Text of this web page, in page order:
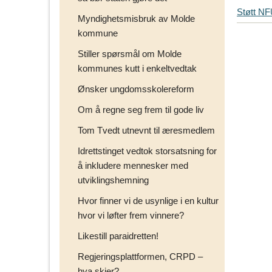
Myndighetsmisbruk av Molde
kommune
Stiller spørsmål om Molde
kommunes kutt i enkeltvedtak
Ønsker ungdomsskolereform
Om å regne seg frem til gode liv
Tom Tvedt utnevnt til æresmedlem
Idrettstinget vedtok storsatsning for
å inkludere mennesker med
utviklingshemning
Hvor finner vi de usynlige i en kultur
hvor vi løfter frem vinnere?
Likestill paraidretten!
Regjeringsplattformen, CRPD –
p
Støtt